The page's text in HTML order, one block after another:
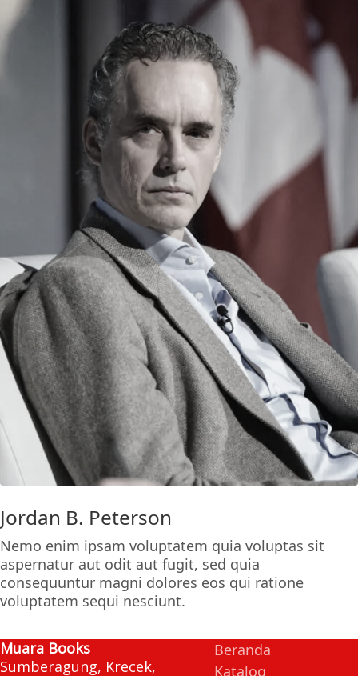
Jordan B. Peterson
Nemo enim ipsam voluptatem quia voluptas sit
aspernatur aut odit aut fugit, sed quia
consequuntur magni dolores eos qui ratione
voluptatem sequi nesciunt.
Muara Books
Sumberagung, Krecek,
Beranda
Katalog